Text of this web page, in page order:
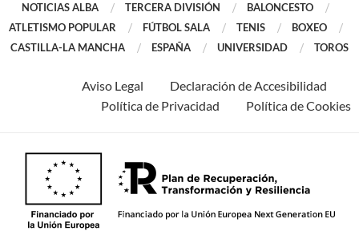
NOTICIAS ALBA
TERCERA DIVISIÓN
BALONCESTO
ATLETISMO POPULAR
FÚTBOL SALA TENIS
BOXEO
CASTILLA-LA MANCHA
ESPAÑA UNIVERSIDAD TOROS
Aviso Legal
Declaración de Accesibilidad
Política de Privacidad
Política de Cookies